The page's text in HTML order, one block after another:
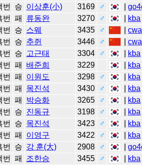
번 승 이상훈(小) 3169 ♂ |
번 패 류동완 3270 ♂ kba
번 승 스웨 3435 ♂ |cwa
번 승 추쥔 3446 ♂ |cwa
번 승 고근태 3304 ♂ kba
번 패 배준희 3229 kba
번 패 이원도 3298 ♂ kba
번 패 목진석 3430 ♂ kba
번 패 박승화 3265 ♂ kba
번 승 진동규 3198 ♂ kba
번 승 목진석 3423 ♂ kba
번 패 이영구 3422 ♂ kba
번 승 강 훈(大) 2908 ♂ |
번 패 조한승 3455 ♂ kba